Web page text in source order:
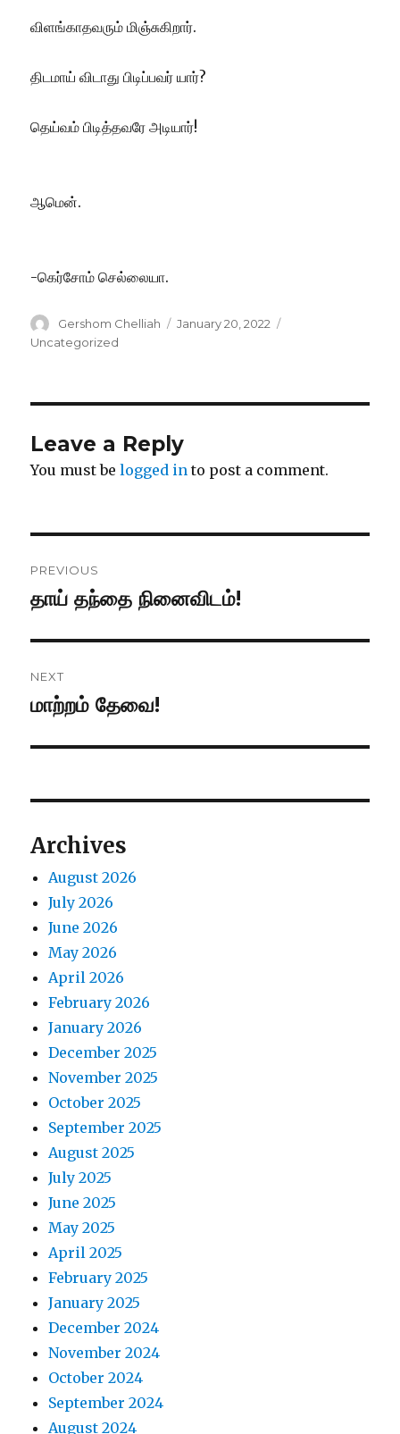
விளங்காதவரும் மிஞ்சுகிறார்.
திடமாய் விடாது பிடிப்பவர் யார்?
தெய்வம் பிடித்தவரே அடியார்!
ஆமென்.
-கெர்சோம் செல்லையா.
Author
Gershom Chelliah
Posted
January 20, 2022
Uncategorized
Leave a Reply
You must belogged in to post a comment.
navigation
PREVIOUS
Previous
தாய் தந்தை நினைவிடம்!
NEXT
Next
மாற்றம் தேவை!
Archives
August 2026
July 2026
June 2026
May 2026
April 2026
February 2026
January 2026
December 2025
November 2025
October 2025
September 2025
August 2025
July 2025
June 2025
May 2025
April 2025
February 2025
January 2025
December 2024
November 2024
October 2024
September 2024
August 2024